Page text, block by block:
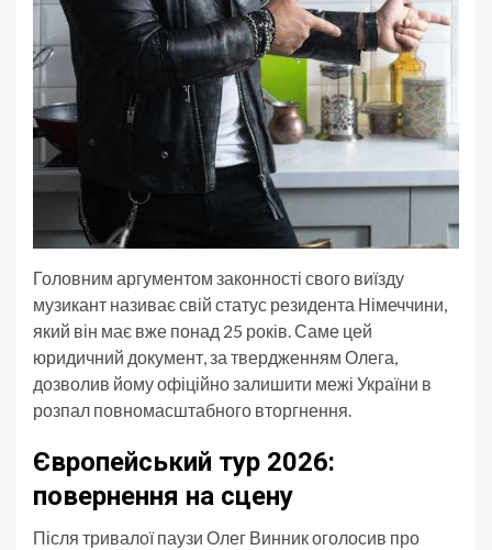
Головним аргументом законності свого виїзду
музикант називає свій статус резидента Німеччини,
який він має вже понад 25 років. Саме цей
юридичний документ, за твердженням Олега,
дозволив йому офіційно залишити межі України в
розпал повномасштабного вторгнення.
Європейський тур 2026:
повернення на сцену
Після тривалої паузи Олег Винник оголосив про